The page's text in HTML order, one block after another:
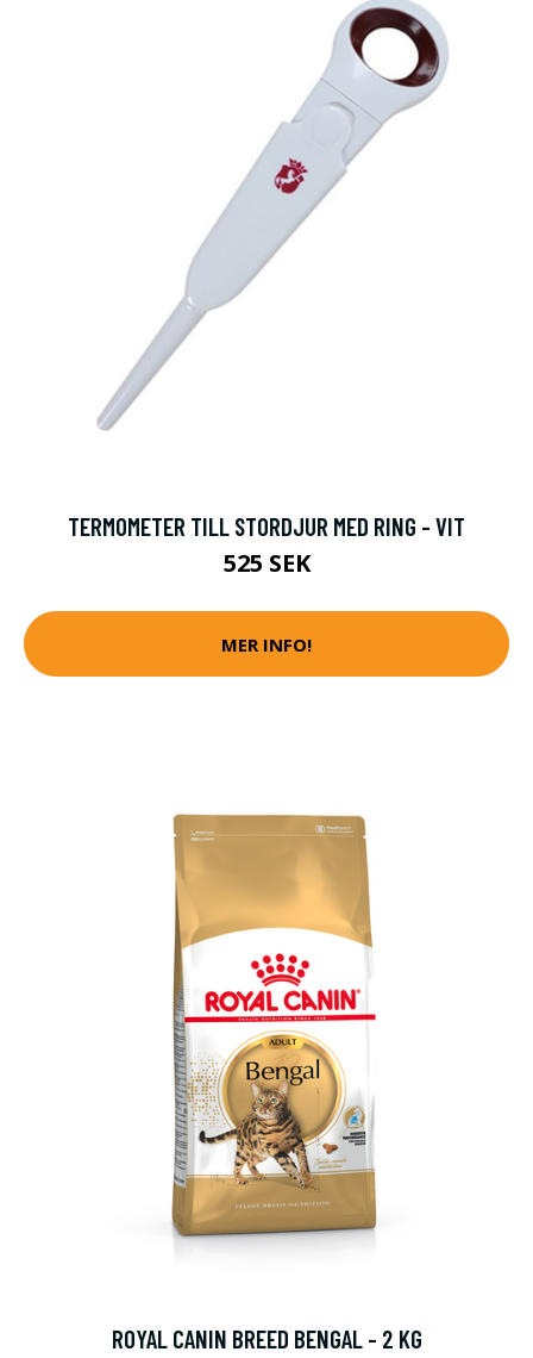
TERMOMETER TILL STORDJUR MED RING - VIT
525 SEK
MER INFO!
ROYAL CANIN BREED BENGAL - 2 KG